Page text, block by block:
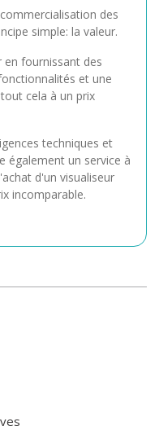
des
simple: la valeur.
en fournissant des
et une
cela à un prix
techniques et
également un service à
d'un visualiseur
incomparable.
fonctions exclusives :
résolution de
vous permettent de
qualité